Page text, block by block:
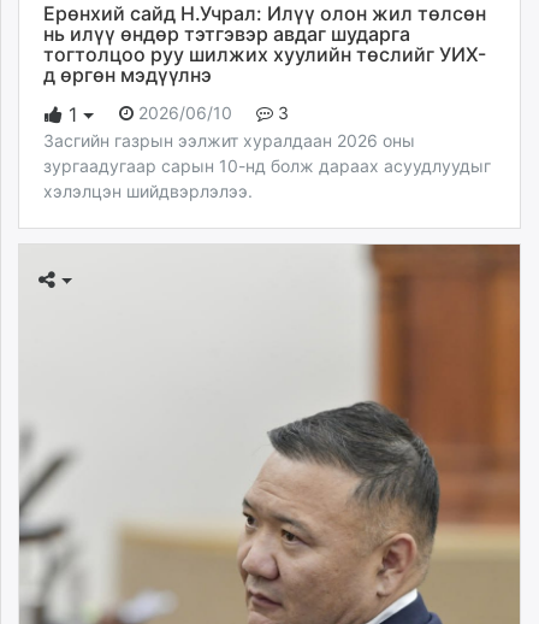
Ерөнхий сайд Н.Учрал: Илүү олон жил төлсөн
нь илүү өндөр тэтгэвэр авдаг шударга
тогтолцоо руу шилжих хуулийн төслийг УИХ-
д өргөн мэдүүлнэ
1
2026/06/10
3
Засгийн газрын ээлжит хуралдаан 2026 оны
зургаадугаар сарын 10-нд болж дараах асуудлуудыг
хэлэлцэн шийдвэрлэлээ.